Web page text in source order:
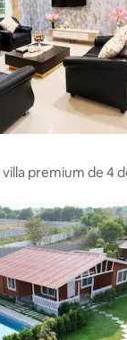
premium de 4